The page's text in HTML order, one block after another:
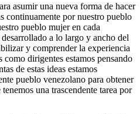
asumir una nueva forma de hacer
continuamente por nuestro pueblo
pueblo mujer en cada
a lo largo y ancho del
y comprender la experiencia
como dirigentes estamos pensando
de estas ideas estamos
pueblo venezolano para obtener
una trascendente tarea por